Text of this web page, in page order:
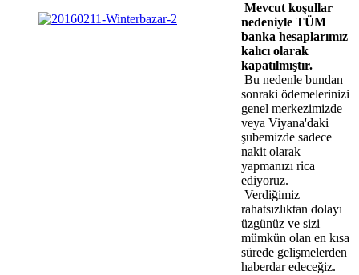
Mevcut koşullar
nedeniyle TÜM
banka hesaplarımız
kalıcı olarak
kapatılmıştır.
Bu nedenle bundan
sonraki ödemelerinizi
genel merkezimizde
veya Viyana'daki
şubemizde sadece
nakit olarak
yapmanızı rica
ediyoruz.
Verdiğimiz
rahatsızlıktan dolayı
üzgünüz ve sizi
mümkün olan en kısa
sürede gelişmelerden
haberdar edeceğiz.